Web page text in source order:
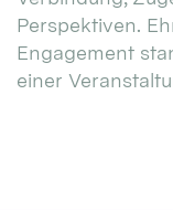
Perspektiven.
Engagement
einer